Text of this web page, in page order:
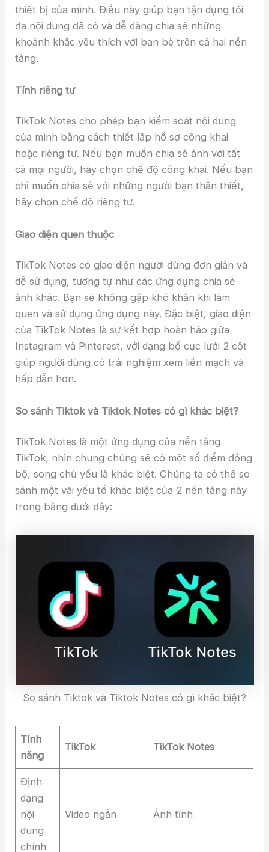
thiết bị của mình. Điều này giúp bạn tận dụng tối
đa nội dung đã có và dễ dàng chia sẻ những
khoảnh khắc yêu thích với bạn bè trên cả hai nền
tảng.
Tính riêng tư
TikTok Notes cho phép bạn kiểm soát nội dung
của mình bằng cách thiết lập hồ sơ công khai
hoặc riêng tư. Nếu bạn muốn chia sẻ ảnh với tất
cả mọi người, hãy chọn chế độ công khai. Nếu bạn
chỉ muốn chia sẻ với những người bạn thân thiết,
hãy chọn chế độ riêng tư.
Giao diện quen thuộc
TikTok Notes có giao diện người dùng đơn giản và
dễ sử dụng, tương tự như các ứng dụng chia sẻ
ảnh khác. Bạn sẽ không gặp khó khăn khi làm
quen và sử dụng ứng dụng này. Đặc biệt, giao diện
của TikTok Notes là sự kết hợp hoàn hảo giữa
Instagram và Pinterest, với dạng bố cục lưới 2 cột
giúp người dùng có trải nghiệm xem liền mạch và
hấp dẫn hơn.
So sánh Tiktok và Tiktok Notes có gì khác biệt?
TikTok Notes là một ứng dụng của nền tảng
TikTok, nhìn chung chúng sẽ có một số điểm đồng
bộ, song chủ yếu là khác biệt. Chúng ta có thể so
sánh một vài yếu tố khác biệt của 2 nền tảng này
trong bảng dưới đây:
So sánh Tiktok và Tiktok Notes có gì khác biệt?
Tính
năng
TikTok TikTok Notes
Định
dạng
nội
dung
chính
Video ngắn Ảnh tĩnh